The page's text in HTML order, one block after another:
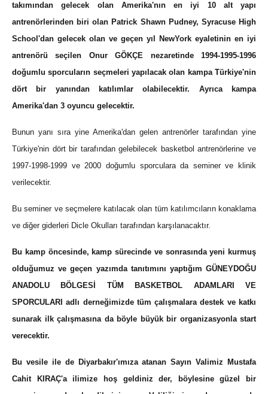
takımından gelecek olan Amerika'nın en iyi 10 alt yapı
antrenörlerinden biri olan Patrick Shawn Pudney, Syracuse High
School'dan gelecek olan ve geçen yıl NewYork eyaletinin en iyi
antrenörü seçilen Onur GÖKÇE nezaretinde 1994-1995-1996
doğumlu sporcuların seçmeleri yapılacak olan kampa Türkiye'nin
dört bir yanından katılımlar olabilecektir. Ayrıca kampa
Amerika'dan 3 oyuncu gelecektir.
Bunun yanı sıra yine Amerika'dan gelen antrenörler tarafından yine
Türkiye'nin dört bir tarafından gelebilecek basketbol antrenörlerine ve
1997-1998-1999 ve 2000 doğumlu sporculara da seminer ve klinik
verilecektir.
Bu seminer ve seçmelere katılacak olan tüm katılımcıların konaklama
ve diğer giderleri Dicle Okulları tarafından karşılanacaktır.
Bu kamp öncesinde, kamp sürecinde ve sonrasında yeni kurmuş
olduğumuz ve geçen yazımda tanıtımını yaptığım GÜNEYDOĞU
ANADOLU BÖLGESİ TÜM BASKETBOL ADAMLARI VE
SPORCULARI adlı derneğimizde tüm çalışmalara destek ve katkı
sunarak ilk çalışmasına da böyle büyük bir organizasyonla start
verecektir.
Bu vesile ile de Diyarbakır'ımıza atanan Sayın Valimiz Mustafa
Cahit KIRAÇ'a ilimize hoş geldiniz der, böylesine güzel bir